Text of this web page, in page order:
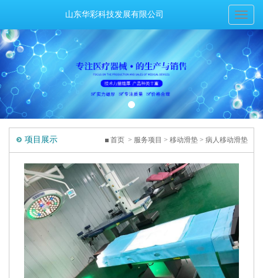
Toggle
山东华彩科技发展有限公司
项目展示 首页 > 服务项目 > 移动滑垫 > 病人移动滑垫